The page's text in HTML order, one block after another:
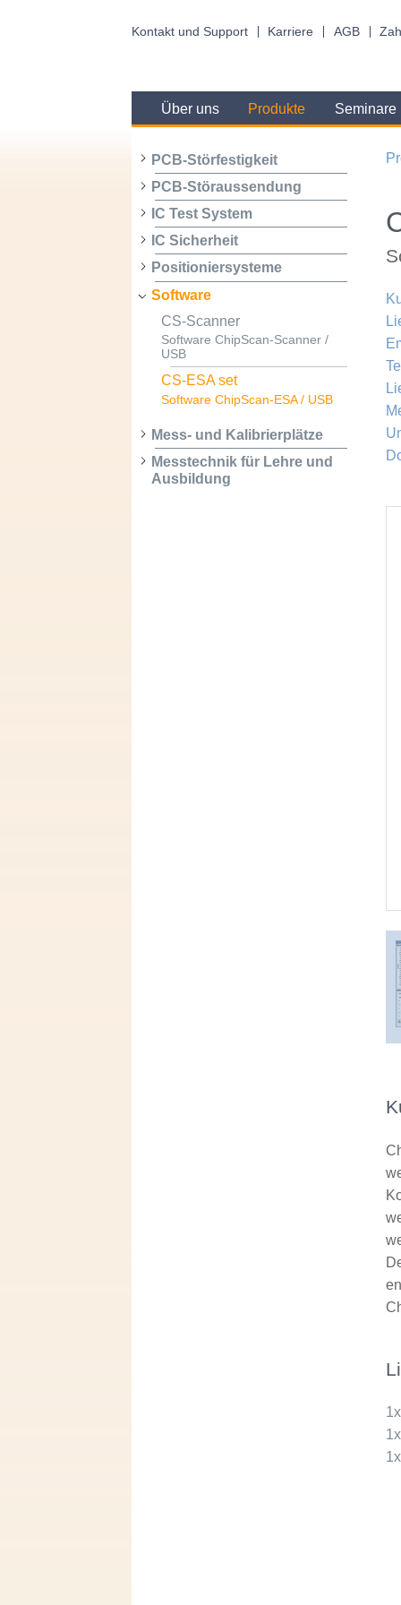
Kontakt und Support Karriere AGB
Über uns Produkte Seminare
PCB-Störfestigkeit
PCB-Störaussendung
IC Test System
IC Sicherheit
Positioniersysteme
Software
CS-Scanner
Software ChipScan-Scanner /
USB
CS-ESA set
Software ChipScan-ESA / USB
Mess- und Kalibrierplätze
Messtechnik für Lehre und
Ausbildung
1x
1x
1x